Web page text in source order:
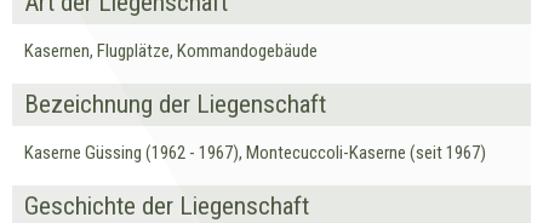
Kasernen, Flugplätze, Kommandogebäude
Bezeichnung der Liegenschaft
Kaserne Güssing (1962 - 1967), Montecuccoli-Kaserne (seit 1967)
Geschichte der Liegenschaft